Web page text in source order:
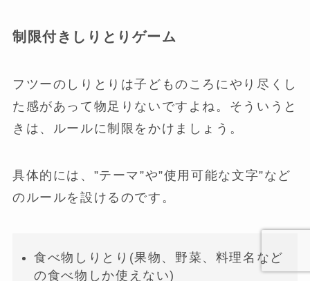
制限付きしりとりゲーム
フツーのしりとりは子どものころにやり尽くし
た感があって物足りないですよね。そういうと
きは、ルールに制限をかけましょう。
具体的には、”テーマ”や”使用可能な文字”など
のルールを設けるのです。
食べ物しりとり(果物、野菜、料理名など
の食べ物しか使えない)